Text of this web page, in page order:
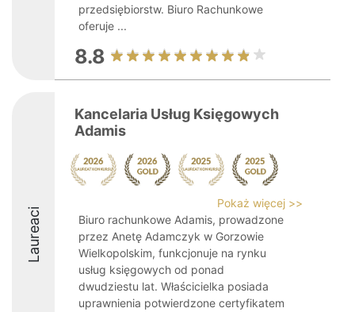
przedsiębiorstw. Biuro Rachunkowe
oferuje ...
8.8
Laureaci
Kancelaria Usług Księgowych
Adamis
Pokaż więcej >>
Biuro rachunkowe Adamis, prowadzone
przez Anetę Adamczyk w Gorzowie
Wielkopolskim, funkcjonuje na rynku
usług księgowych od ponad
dwudziestu lat. Właścicielka posiada
uprawnienia potwierdzone certyfikatem